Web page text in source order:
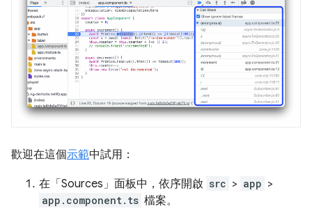
歡迎在這個示範中試用：
在「Sources」 面板中，依序開啟 src > app >
app.component.ts 檔案。